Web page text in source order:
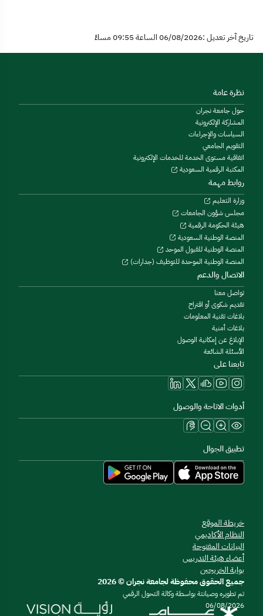
تاريخ آخر تعديل :06/08/2026 الساعة 09:55 مساءً
نظرة عامة
حول جامعة نجران
المشاركة الإلكترونية
السياسات والإجراءات
التقويم الجامعي
اتفاقية مستوى الخدمة للخدمات الإلكترونية
المكتبة الرقمية السعودية
روابط مهمة
وزارة التعليم
مجلس شؤون الجامعات
هيئة الحكومة الرقمية
المنصة الوطنية السعودية
المنصة الوطنية للقبول الموحد
المنصة الوطنية الموحدة للتوظيف (جدارات)
الاتصال والدعم
تواصل معنا
تقديم شكوى أو اقتراح
بلاغات تقنية المعلومات
بلاغات أمنية
الإبلاغ عن إمكانية الوصول
الأسئلة الشائعة
تابعنا على
أدوات الاتاحة والوصول
تطبيق الجوال
خريطة الموقع
النظام الأكاديمي
البيانات المفتوحة
أعضاء هيئة التدريس
بوابة الخريجين
جميع الحقوق محفوظة لجامعة نجران © 2026
تم تطويره وصيانتة بواسطة وكالة التحول الرقمي
06/08/2026